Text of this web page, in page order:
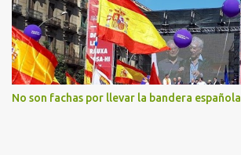
No son fachas por llevar la bandera española